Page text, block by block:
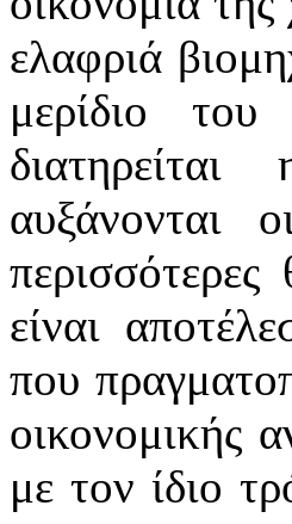
ελαφριά
μερίδιο
αυξάνονται
είναι
που
οικονομικής
με τον ίδιο